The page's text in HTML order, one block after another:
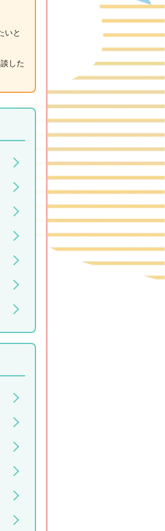
いと
した